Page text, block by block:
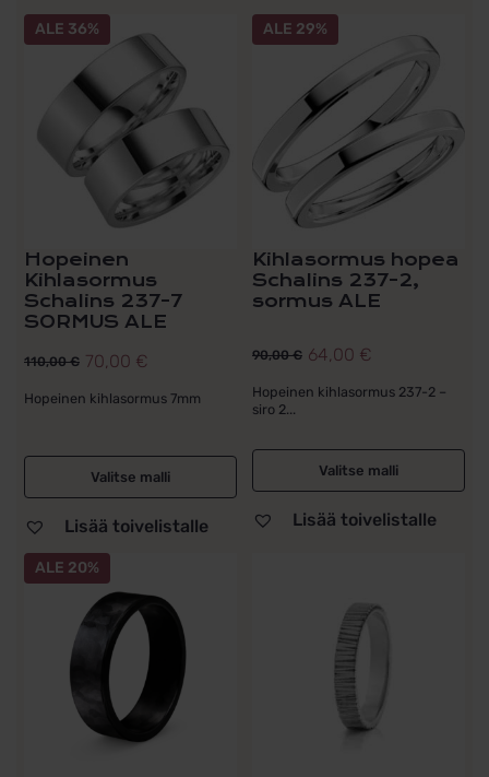
ALE 36%
Hopeinen
Kihlasormus
Schalins 237-7
SORMUS ALE
110,00€
Alkuperäinen
hinta
110,00 €.
70,00 €
Nykyinen
hinta
70,00 €.
Hopeinen kihlasormus 7mm
Valitse malli
Tällä
tuotteella
useampi
muunnelma.
tehdä
valinnat
Lisää toivelistalle
ALE 29%
Kihlasormus hopea
Schalins 237-2,
sormus ALE
90,00€
Alkuperäinen
hinta
oli:
90,00 €.
64,00 €
Nykyinen
hinta
on:
64,00 €.
Hopeinen kihlasormus 237-2 –
siro 2...
Valitse malli
Tällä
tuotteella
muunnelma.
tehdä
valinnat
tuotteen
sivulla.
Lisää toivelistalle
ALE 20%
Tällä
tuotteella
useampi
muunnelma.
valinnat